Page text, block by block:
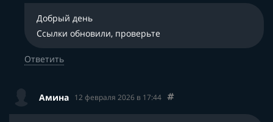
Добрый день
Ссылки обновили, проверьте
Ответить
Амина 12 февраля 2026 в 17:44